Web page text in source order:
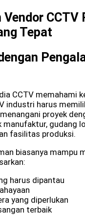
CCTV
Tepat
CCTV memahami
industri harus
proyek
manufaktur, gudang
fasilitas produksi.
biasanya mampu
harus dipantau
yang diperlukan
terbaik